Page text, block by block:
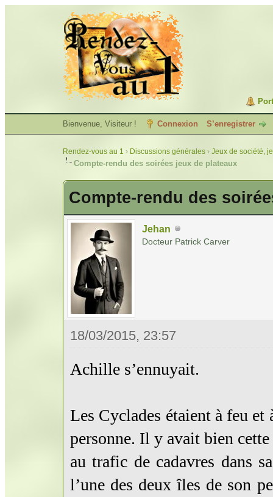
Bienvenue, Visiteur ! Connexion S’enregistrer
Rendez-vous au 1 › Discussions générales › Jeux de société,
Compte-rendu des soirées jeux de plateaux
Compte-rendu des
Jehan
Docteur Patrick Carver
18/03/2015, 23:57
Achille s’ennuyait.
Les Cyclades étaient à feu
personne. Il y avait bien
au trafic de cadavres dans
l’une des deux îles de son